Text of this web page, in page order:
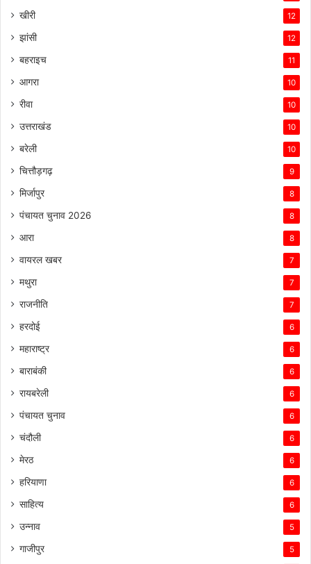
खीरी 12
झांसी 12
बहराइच 11
आगरा 10
रीवा 10
उत्तराखंड 10
बरेली 10
चित्तौड़गढ़ 9
मिर्जापुर 8
पंचायत चुनाव 2026 8
आरा 8
वायरल खबर 7
मथुरा 7
राजनीति 7
हरदोई 6
महाराष्ट्र 6
बाराबंकी 6
रायबरेली 6
पंचायत चुनाव 6
चंदौली 6
मेरठ 6
हरियाणा 6
साहित्य 6
उन्नाव 5
गाजीपुर 5